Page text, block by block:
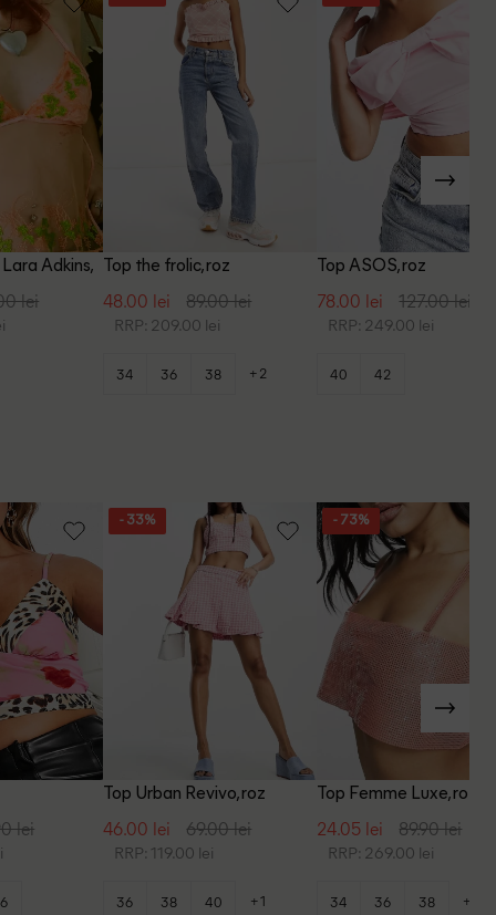
Adkins,
lei
Top the frolic, roz
48.00 lei 89.00 lei
RRP: 209.00 lei
34 36 38 +2
Top ASOS, roz
78.00 lei 127.00 lei
RRP: 249.00 lei
40 42
lei
- 33%
Top Urban Revivo, roz
46.00 lei 69.00 lei
RRP: 119.00 lei
36 38 40 +1
- 73%
Top Femme Luxe, roz
24.05 lei 89.90 lei
RRP: 269.00 lei
34 36 38 +2